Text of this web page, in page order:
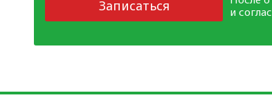
Записаться
и